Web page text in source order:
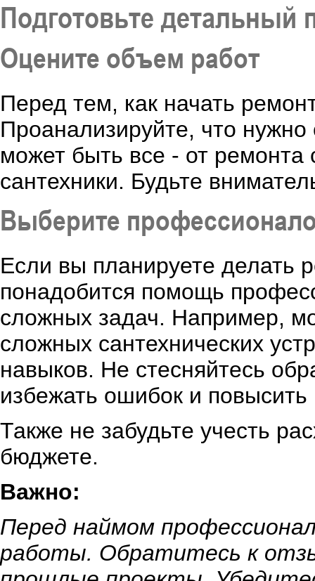
Подготовьте детальный
Оцените объем работ
Перед тем, как начать
Проанализируйте, что нужно
может быть все - от ремонта
сантехники. Будьте
Выберите
Если вы планируете делать
понадобится помощь
сложных задач. Например,
сложных сантехнических
навыков. Не стесняйтесь
избежать ошибок и повысить
Также не забудьте учесть
бюджете.
Важно:
Перед наймом
работы. Обратитесь к